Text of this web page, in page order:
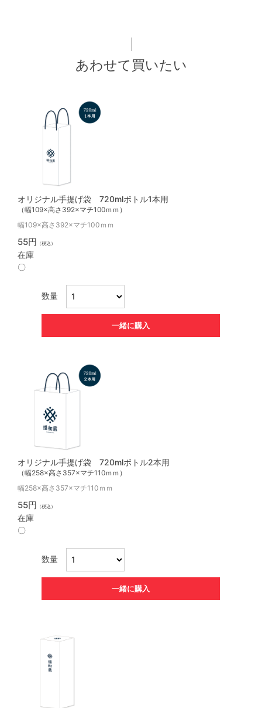
あわせて買いたい
オリジナル手提げ袋 720mlボトル1本用
（幅109×高さ392×マチ100ｍｍ）
幅109×高さ392×マチ100ｍｍ
55円 （税込）
在庫
〇
数量
一緒に購入
オリジナル手提げ袋 720mlボトル2本用
（幅258×高さ357×マチ110ｍｍ）
幅258×高さ357×マチ110ｍｍ
55円 （税込）
在庫
〇
数量
一緒に購入